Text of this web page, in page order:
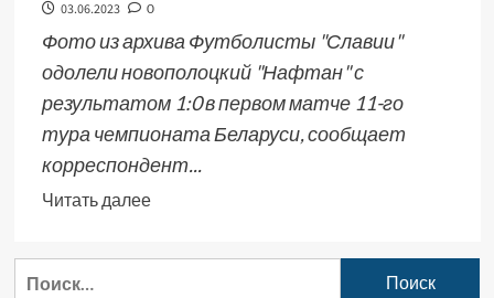
03.06.2023 0
Фото из архива Футболисты "Славии"
одолели новополоцкий "Нафтан" с
результатом 1:0 в первом матче 11-го
тура чемпионата Беларуси, сообщает
корреспондент...
Читать далее